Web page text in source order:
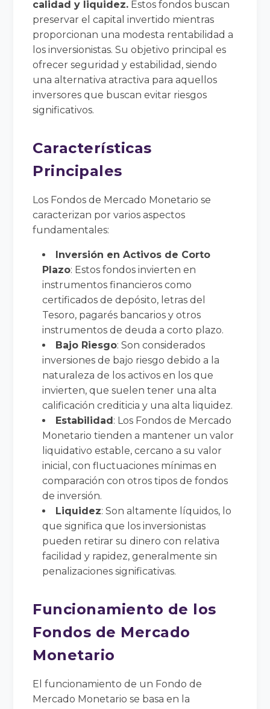
calidad y liquidez. Estos fondos buscan
preservar el capital invertido mientras
proporcionan una modesta rentabilidad a
los inversionistas. Su objetivo principal es
ofrecer seguridad y estabilidad, siendo
una alternativa atractiva para aquellos
inversores que buscan evitar riesgos
significativos.
Características
Principales
Los Fondos de Mercado Monetario se
caracterizan por varios aspectos
fundamentales:
Inversión en Activos de Corto
Plazo: Estos fondos invierten en
instrumentos financieros como
certificados de depósito, letras del
Tesoro, pagarés bancarios y otros
instrumentos de deuda a corto plazo.
Bajo Riesgo: Son considerados
inversiones de bajo riesgo debido a la
naturaleza de los activos en los que
invierten, que suelen tener una alta
calificación crediticia y una alta liquidez.
Estabilidad: Los Fondos de Mercado
Monetario tienden a mantener un valor
liquidativo estable, cercano a su valor
inicial, con fluctuaciones mínimas en
comparación con otros tipos de fondos
de inversión.
Liquidez: Son altamente líquidos, lo
que significa que los inversionistas
pueden retirar su dinero con relativa
facilidad y rapidez, generalmente sin
penalizaciones significativas.
Funcionamiento de los
Fondos de Mercado
Monetario
El funcionamiento de un Fondo de
Mercado Monetario se basa en la